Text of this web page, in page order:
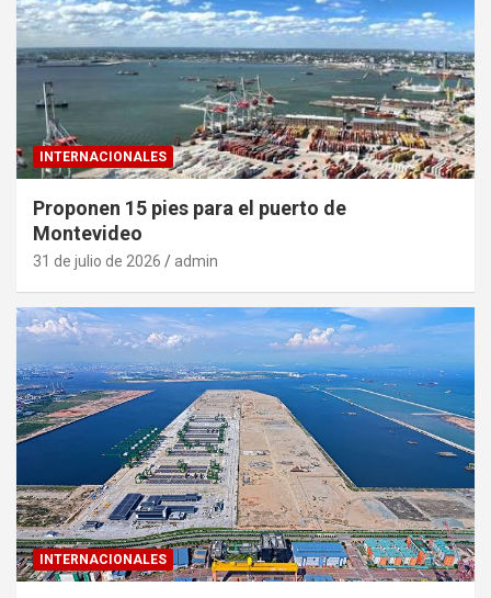
INTERNACIONALES
Proponen 15 pies para el puerto de
Montevideo
31 de julio de 2026 admin
INTERNACIONALES